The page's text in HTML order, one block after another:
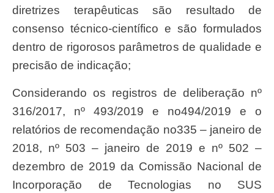
diretrizes terapêuticas são resultado de
consenso técnico-científico e são formulados
dentro de rigorosos parâmetros de qualidade e
precisão de indicação;
Considerando os registros de deliberação nº
316/2017, nº 493/2019 e no494/2019 e o
relatórios de recomendação no335 – janeiro de
2018, nº 503 – janeiro de 2019 e nº 502 –
dezembro de 2019 da Comissão Nacional de
Incorporação de Tecnologias no SUS